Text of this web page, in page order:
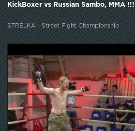
KickBoxer vs Russian Sambo, MMA !!!
STRELKA - Street Fight Championship